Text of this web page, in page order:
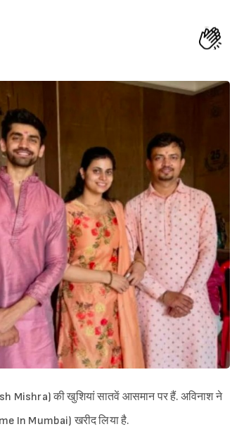
Mishra) की खुशियां सातवें आसमान पर हैं. अविनाश ने
In Mumbai) खरीद लिया है.